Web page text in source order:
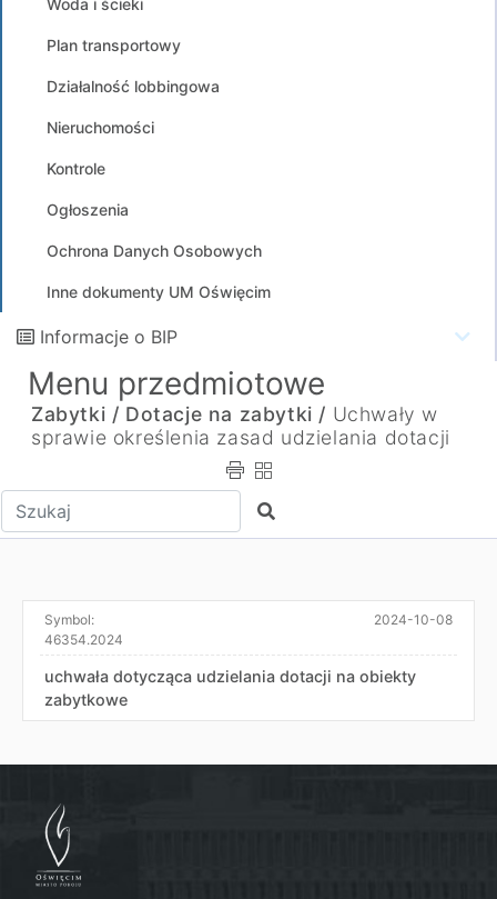
Woda i ścieki
Plan transportowy
Działalność lobbingowa
Nieruchomości
Kontrole
Ogłoszenia
Ochrona Danych Osobowych
Inne dokumenty UM Oświęcim
Informacje o BIP
Menu przedmiotowe
Zabytki / Dotacje na zabytki / Uchwały w
sprawie określenia zasad udzielania dotacji
Wpisz tekst do wyszukania Szukaj
Symbol:
46354.2024
2024-10-08
uchwała dotycząca udzielania dotacji na obiekty
zabytkowe